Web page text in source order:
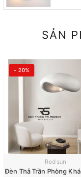
SẢN
- 20%
Redsun